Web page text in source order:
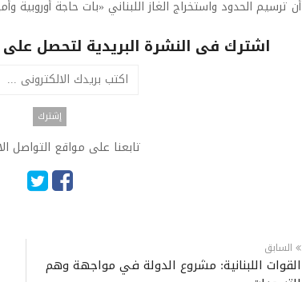
أن ترسيم الحدود واستخراج الغاز اللبناني «بات حاجة
اشترك فى النشرة البريدية لتحصل على
تابعنا على مواقع التواصل
السابق
القوات اللبنانية: مشروع الدولة في مواجهة وهم